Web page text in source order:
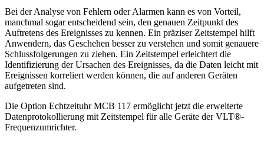
Bei der Analyse von Fehlern oder Alarmen kann es von Vorteil,
manchmal sogar entscheidend sein, den genauen Zeitpunkt des
Auftretens des Ereignisses zu kennen. Ein präziser Zeitstempel hilft
Anwendern, das Geschehen besser zu verstehen und somit genauere
Schlussfolgerungen zu ziehen. Ein Zeitstempel erleichtert die
Identifizierung der Ursachen des Ereignisses, da die Daten leicht mit
Ereignissen korreliert werden können, die auf anderen Geräten
aufgetreten sind.
Die Option Echtzeituhr MCB 117 ermöglicht jetzt die erweiterte
Datenprotokollierung mit Zeitstempel für alle Geräte der VLT®-
Frequenzumrichter.